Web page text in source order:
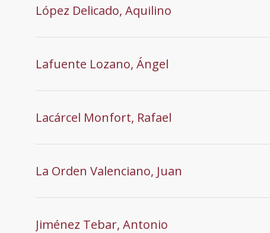
López Delicado, Aquilino
Lafuente Lozano, Ángel
Lacárcel Monfort, Rafael
La Orden Valenciano, Juan
Jiménez Tebar, Antonio